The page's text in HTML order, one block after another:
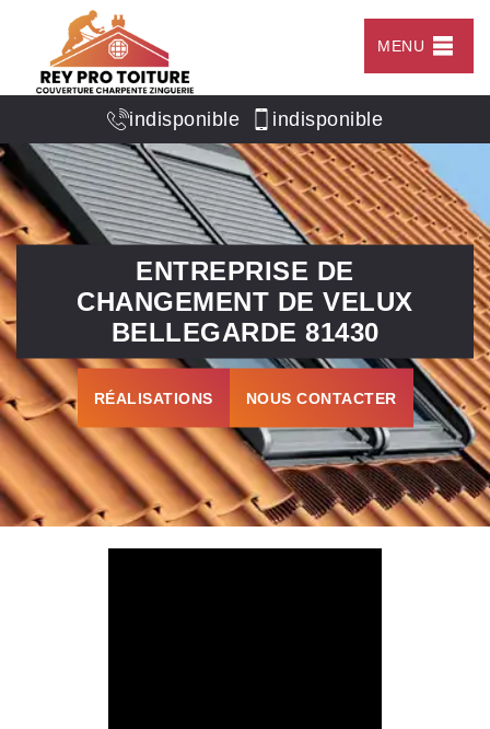
MENU
indisponible indisponible
ENTREPRISE DE
CHANGEMENT DE VELUX
BELLEGARDE 81430
RÉALISATIONS NOUS CONTACTER